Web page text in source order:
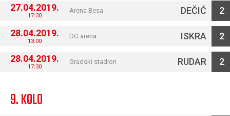
27.04.2019.
17:30
Arena Besa DEČIĆ 2
28.04.2019.
13:00
DG arena ISKRA 2
28.04.2019.
17:30
Gradski stadion RUDAR 2
9. KOLO